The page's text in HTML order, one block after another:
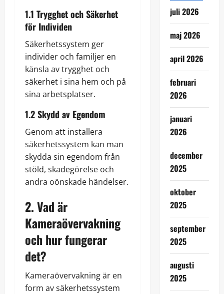
1.1 Trygghet och Säkerhet
för Individen
Säkerhetssystem ger
individer och familjer en
känsla av trygghet och
säkerhet i sina hem och på
sina arbetsplatser.
1.2 Skydd av Egendom
Genom att installera
säkerhetssystem kan man
skydda sin egendom från
stöld, skadegörelse och
andra oönskade händelser.
2. Vad är
Kameraövervakning
och hur fungerar
det?
Kameraövervakning är en
form av säkerhetssystem
juli 2026
maj 2026
april 2026
februari
2026
januari
2026
december
2025
oktober
2025
september
2025
augusti
2025